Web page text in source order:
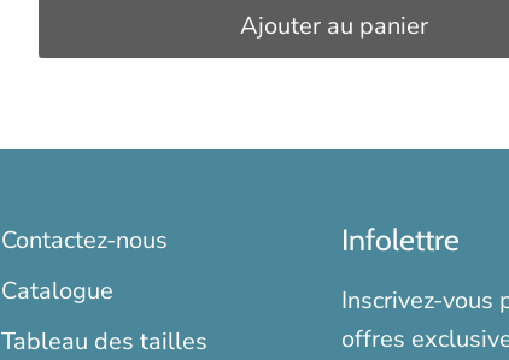
Ajouter au panier
Contactez-nous
Catalogue
Tableau des tailles
Infolettre
Inscrivez-vous
offres